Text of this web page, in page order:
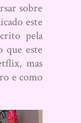
sobre
este
pela
que este
mas
e como